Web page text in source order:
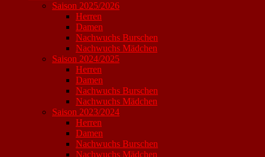
Saison 2025/2026
Herren
Damen
Nachwuchs Burschen
Nachwuchs Mädchen
Saison 2024/2025
Herren
Damen
Nachwuchs Burschen
Nachwuchs Mädchen
Saison 2023/2024
Herren
Damen
Nachwuchs Burschen
Nachwuchs Mädchen